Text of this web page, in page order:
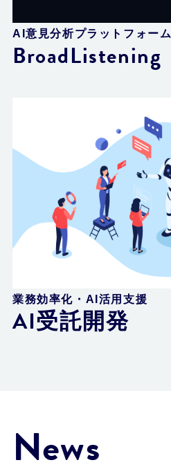
AI意見分析プラットフォーム
BroadListening
業務効率化・AI活用支援
AI受託開発
News